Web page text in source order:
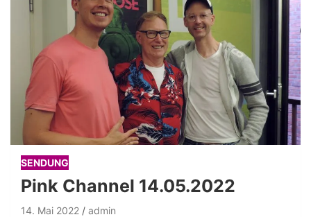
SENDUNG
Pink Channel 14.05.2022
14. Mai 2022
admin